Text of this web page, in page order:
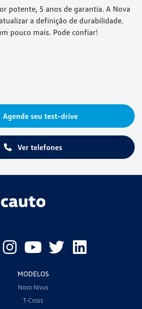
potente, 5 anos de garantia. A Nova
a definição de durabilidade.
pouco mais. Pode confiar!
Ver telefones
Agende seu test-drive
MODELOS
Novo Nivus
T-Cross